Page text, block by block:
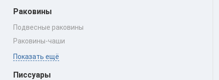
Раковины
Подвесные раковины
Раковины‑чаши
Показать ещё
Писсуары